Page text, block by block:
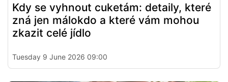
Kdy se vyhnout cuketám: detaily, které
zná jen málokdo a které vám mohou
zkazit celé jídlo
Tuesday 9 June 2026 09:00